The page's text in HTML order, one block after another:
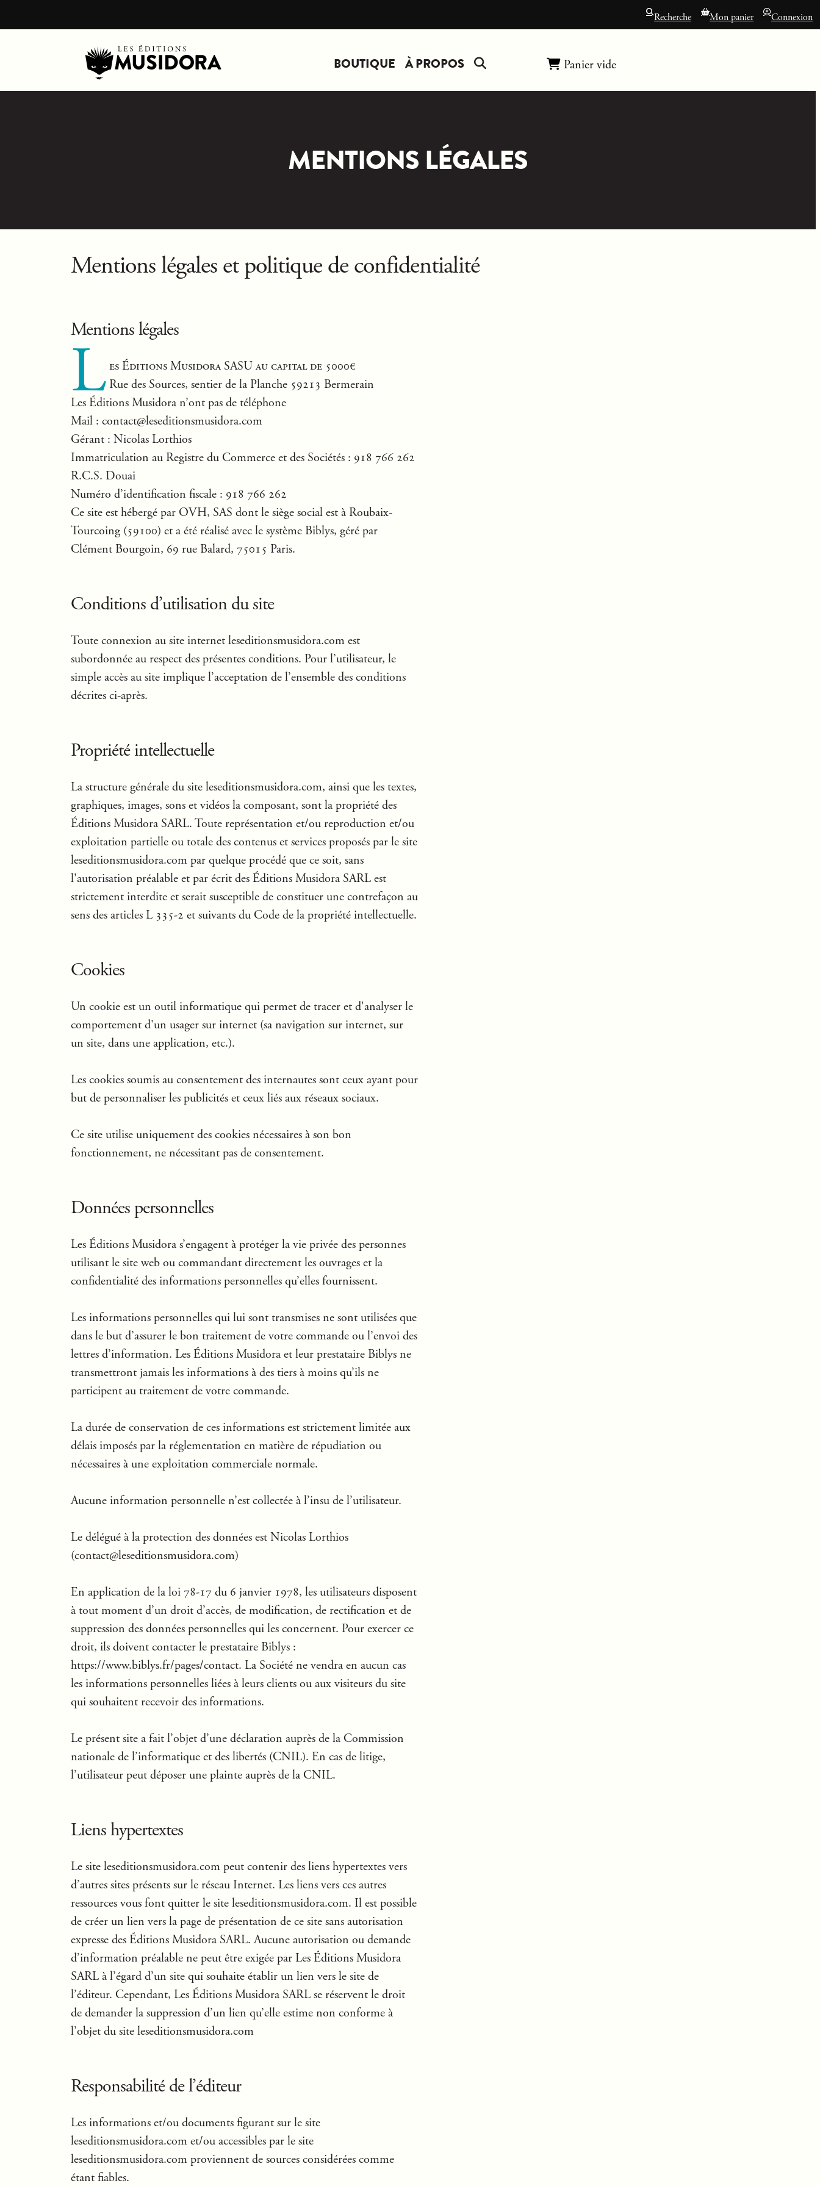
Recherche Mon panier Connexion
BOUTIQUE À PROPOS Panier vide
MENTIONS LÉGALES
Mentions légales et politique de confidentialité
Mentions légales
L es Éditions Musidora SASU au capital de 5000€
Rue des Sources, sentier de la Planche 59213 Bermerain
Les Éditions Musidora n’ont pas de téléphone
Mail : contact@leseditionsmusidora.com
Gérant : Nicolas Lorthios
Immatriculation au Registre du Commerce et des Sociétés : 918 766 262
R.C.S. Douai
Numéro d’identification fiscale : 918 766 262
Ce site est hébergé par OVH, SAS dont le siège social est à Roubaix-
Tourcoing (59100) et a été réalisé avec le système Biblys, géré par
Clément Bourgoin, 69 rue Balard, 75015 Paris.
Conditions d’utilisation du site
Toute connexion au site internet leseditionsmusidora.com est
subordonnée au respect des présentes conditions. Pour l’utilisateur, le
simple accès au site implique l’acceptation de l’ensemble des conditions
décrites ci-après.
Propriété intellectuelle
La structure générale du site leseditionsmusidora.com, ainsi que les textes,
graphiques, images, sons et vidéos la composant, sont la propriété des
Éditions Musidora SARL. Toute représentation et/ou reproduction et/ou
exploitation partielle ou totale des contenus et services proposés par le site
leseditionsmusidora.com par quelque procédé que ce soit, sans
l'autorisation préalable et par écrit des Éditions Musidora SARL est
strictement interdite et serait susceptible de constituer une contrefaçon au
sens des articles L 335-2 et suivants du Code de la propriété intellectuelle.
Cookies
Un cookie est un outil informatique qui permet de tracer et d'analyser le
comportement d'un usager sur internet (sa navigation sur internet, sur
un site, dans une application, etc.).
Les cookies soumis au consentement des internautes sont ceux ayant pour
but de personnaliser les publicités et ceux liés aux réseaux sociaux.
Ce site utilise uniquement des cookies nécessaires à son bon
fonctionnement, ne nécessitant pas de consentement.
Données personnelles
Les Éditions Musidora s’engagent à protéger la vie privée des personnes
utilisant le site web ou commandant directement les ouvrages et la
confidentialité des informations personnelles qu’elles fournissent.
Les informations personnelles qui lui sont transmises ne sont utilisées que
dans le but d’assurer le bon traitement de votre commande ou l’envoi des
lettres d’information. Les Éditions Musidora et leur prestataire Biblys ne
transmettront jamais les informations à des tiers à moins qu’ils ne
participent au traitement de votre commande.
La durée de conservation de ces informations est strictement limitée aux
délais imposés par la réglementation en matière de répudiation ou
nécessaires à une exploitation commerciale normale.
Aucune information personnelle n’est collectée à l’insu de l’utilisateur.
Le délégué à la protection des données est Nicolas Lorthios
(contact@leseditionsmusidora.com)
En application de la loi 78-17 du 6 janvier 1978, les utilisateurs disposent
à tout moment d’un droit d’accès, de modification, de rectification et de
suppression des données personnelles qui les concernent. Pour exercer ce
droit, ils doivent contacter le prestataire Biblys :
https://www.biblys.fr/pages/contact. La Société ne vendra en aucun cas
les informations personnelles liées à leurs clients ou aux visiteurs du site
qui souhaitent recevoir des informations.
Le présent site a fait l’objet d’une déclaration auprès de la Commission
nationale de l’informatique et des libertés (CNIL). En cas de litige,
l’utilisateur peut déposer une plainte auprès de la CNIL.
Liens hypertextes
Le site leseditionsmusidora.com peut contenir des liens hypertextes vers
d’autres sites présents sur le réseau Internet. Les liens vers ces autres
ressources vous font quitter le site leseditionsmusidora.com. Il est possible
de créer un lien vers la page de présentation de ce site sans autorisation
expresse des Éditions Musidora SARL. Aucune autorisation ou demande
d’information préalable ne peut être exigée par Les Éditions Musidora
SARL à l’égard d’un site qui souhaite établir un lien vers le site de
l’éditeur. Cependant, Les Éditions Musidora SARL se réservent le droit
de demander la suppression d’un lien qu’elle estime non conforme à
l’objet du site leseditionsmusidora.com
Responsabilité de l’éditeur
Les informations et/ou documents figurant sur le site
leseditionsmusidora.com et/ou accessibles par le site
leseditionsmusidora.com proviennent de sources considérées comme
étant fiables.